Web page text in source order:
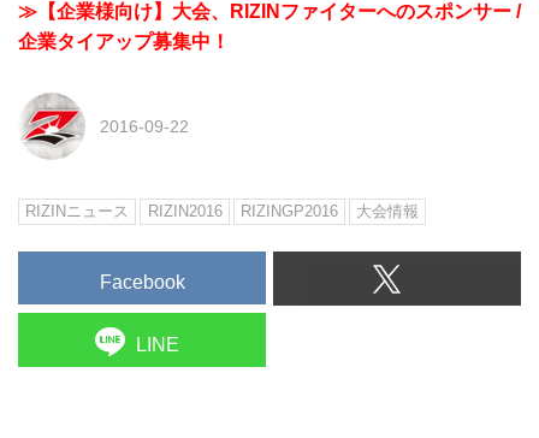
≫【企業様向け】大会、RIZINファイターへのスポンサー /
企業タイアップ募集中！
2016-09-22
RIZINニュース RIZIN2016 RIZINGP2016 大会情報
Facebook
LINE